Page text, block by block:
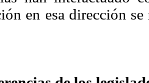
en esa dirección se